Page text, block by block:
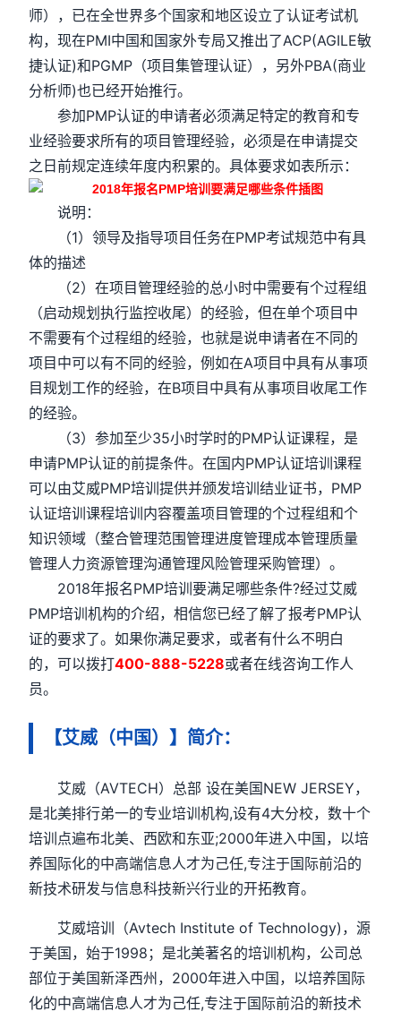
师），已在全世界多个国家和地区设立了认证考试机
构，现在PMI中国和国家外专局又推出了ACP(AGILE敏
捷认证)和PGMP（项目集管理认证），另外PBA(商业
分析师)也已经开始推行。
参加PMP认证的申请者必须满足特定的教育和专
业经验要求所有的项目管理经验，必须是在申请提交
之日前规定连续年度内积累的。具体要求如表所示：
说明：
（1）领导及指导项目任务在PMP考试规范中有具
体的描述
（2）在项目管理经验的总小时中需要有个过程组
（启动规划执行监控收尾）的经验，但在单个项目中
不需要有个过程组的经验，也就是说申请者在不同的
项目中可以有不同的经验，例如在A项目中具有从事项
目规划工作的经验，在B项目中具有从事项目收尾工作
的经验。
（3）参加至少35小时学时的PMP认证课程，是
申请PMP认证的前提条件。在国内PMP认证培训课程
可以由艾威PMP培训提供并颁发培训结业证书，PMP
认证培训课程培训内容覆盖项目管理的个过程组和个
知识领域（整合管理范围管理进度管理成本管理质量
管理人力资源管理沟通管理风险管理采购管理）。
2018年报名PMP培训要满足哪些条件?经过艾威
PMP培训机构的介绍，相信您已经了解了报考PMP认
证的要求了。如果你满足要求，或者有什么不明白
的，可以拨打400-888-5228或者在线咨询工作人
员。
【艾威（中国）】简介：
艾威（AVTECH）总部 设在美国NEW JERSEY，
是北美排行弟一的专业培训机构,设有4大分校，数十个
培训点遍布北美、西欧和东亚;2000年进入中国，以培
养国际化的中高端信息人才为己任,专注于国际前沿的
新技术研发与信息科技新兴行业的开拓教育。
艾威培训（Avtech Institute of Technology)，源
于美国，始于1998；是北美著名的培训机构，公司总
部位于美国新泽西州，2000年进入中国，以培养国际
化的中高端信息人才为己任,专注于国际前沿的新技术